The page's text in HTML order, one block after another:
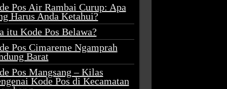
Pos Air Rambai Curup: Apa
Harus Anda Ketahui?
itu Kode Pos Belawa?
Pos Cimareme Ngamprah
Barat
Pos Mangsang – Kilas
Kode Pos di Kecamatan